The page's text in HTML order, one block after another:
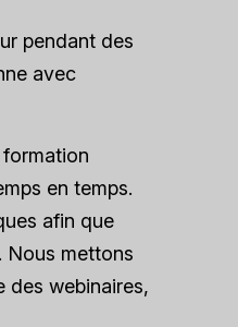
pendant des
avec
en temps.
afin que
Nous mettons
des webinaires,